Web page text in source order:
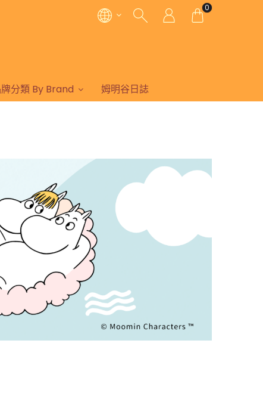
0
分類 By Brand 姆明谷日誌